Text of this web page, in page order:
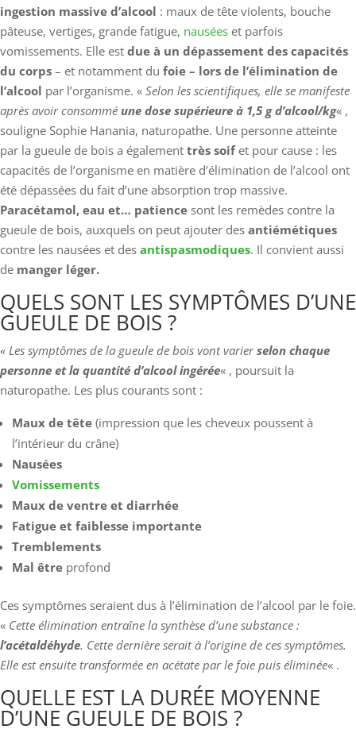
ingestion massive d’alcool : maux de tête violents, bouche
pâteuse, vertiges, grande fatigue, nausées et parfois
vomissements. Elle est due à un dépassement des capacités
du corps – et notamment du foie – lors de l’élimination de
l’alcool par l’organisme. « Selon les scientifiques, elle se manifeste
après avoir consommé une dose supérieure à 1,5 g d’alcool/kg« ,
souligne Sophie Hanania, naturopathe. Une personne atteinte
par la gueule de bois a également très soifet pour cause : les
capacités de l’organisme en matière d’élimination de l’alcool ont
été dépassées du fait d’une absorption trop massive.
Paracétamol, eau et… patience sont les remèdes contre la
gueule de bois, auxquels on peut ajouter des antiémétiques
contre les nausées et des antispasmodiques. Il convient aussi
de manger léger.
QUELS SONT LES SYMPTÔMES D’UNE
GUEULE DE BOIS ?
« Les symptômes de la gueule de bois vont varierselon chaque
personne et la quantité d’alcool ingérée« , poursuit la
naturopathe. Les plus courants sont :
Maux de tête (impression que les cheveux poussent à
l’intérieur du crâne)
Nausées
Vomissements
Maux de ventre et diarrhée
Fatigue et faiblesse importante
Tremblements
Mal être profond
Ces symptômes seraient dus à l’élimination de l’alcool par le foie.
« Cette élimination entraîne la synthèse d’une substance :
l’acétaldéhyde. Cette dernière serait à l’origine de ces symptômes.
Elle est ensuite transformée en acétate par le foie puis éliminée« .
QUELLE EST LA DURÉE MOYENNE
D’UNE GUEULE DE BOIS ?